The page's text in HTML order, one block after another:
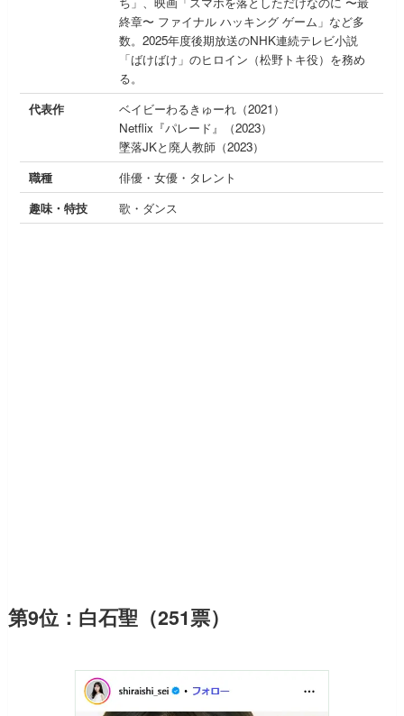
終章〜 ファイナル ハッキング ゲーム」など多
数。2025年度後期放送のNHK連続テレビ小説
「ばけばけ」のヒロイン（松野トキ役）を務め
る。
代表作
ベイビーわるきゅーれ（2021）
Netflix『パレード』（2023）
墜落JKと廃人教師（2023）
職種
俳優・女優・タレント
趣味・特技
歌・ダンス
第9位：白石聖（251票）